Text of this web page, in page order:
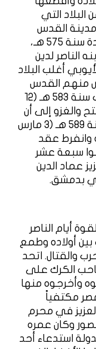
البلاد التي
مدينة القدس
وبعض قرى صغيرة. في 2 ذي القعدة سنة 575 هـ،
الناصر لدين
أغلب البلاد
منهم القدس
الشريف ودخله يوم الجمعة 27 رجب سنة 583 هـ (12
الفتح والغزو إلى أن
مات بدمشق يوم الأربعاء 26 صفر سنة 589 هـ (3 مارس
وانفرط عقد
سبعة عشر
عماد الدين
بدمشق.
أيام الناصر
بين أولاده وطمع
والقتال. اتحد
الكرك على
وأخرجوه منها
مكتفياً
في محرم
وكان عمره
استدعاء أحد